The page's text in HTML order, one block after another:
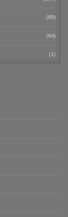
(89)
(64)
(1)